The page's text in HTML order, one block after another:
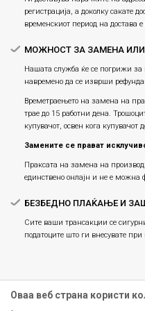
регистрација, а доколку сакате
временскиот период на достава е
МОЖНОСТ ЗА ЗАМЕНА
Нашата служба ќе се погрижи
навремено да се изврши
Времетраењето на замена на
трае до 15 работни дена.
купувачот, освен кога
Замените се прават
Праксата на замена на
единствено онлајн и не е
БЕЗБЕДНО ПЛАЌАЊЕ И
Сите ваши трансакции се
податоците што ги внесувате
Оваа веб страна користи